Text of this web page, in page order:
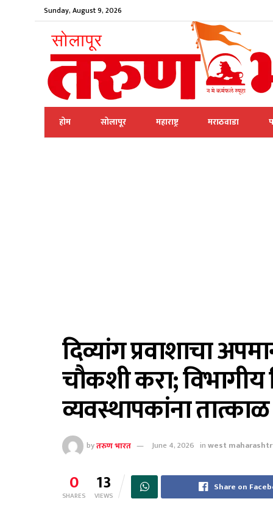
Sunday, August 9, 2026
होम सोलापूर महाराष्ट्र मराठवाडा
दिव्यांग प्रवाशाचा
चौकशी करा;
व्यवस्थापकांना
byतरुण भारत June 4, 2026 inwest
0
SHARES 13
VIEWS
Share on